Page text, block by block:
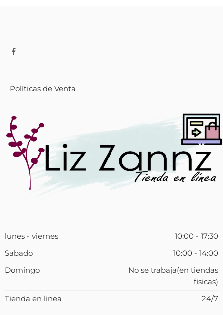
Políticas de Venta
lunes - viernes
10:00 - 17:30
Sabado
10:00 - 14:00
Domingo
No se trabaja(en tiendas
fisicas)
Tienda en linea
24/7